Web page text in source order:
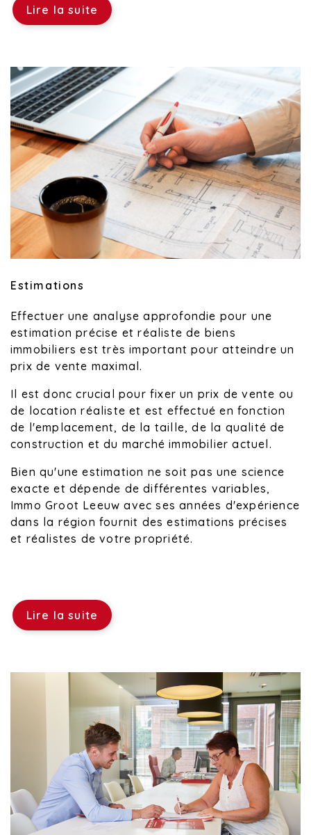
Lire la suite
Estimations
Effectuer une analyse approfondie pour une
estimation précise et réaliste de biens
immobiliers est très important pour atteindre un
prix de vente maximal.
Il est donc crucial pour fixer un prix de vente ou
de location réaliste et est effectué en fonction
de l'emplacement, de la taille, de la qualité de
construction et du marché immobilier actuel.
Bien qu'une estimation ne soit pas une science
exacte et dépende de différentes variables,
Immo Groot Leeuw avec ses années d'expérience
dans la région fournit des estimations précises
et réalistes de votre propriété.
Lire la suite